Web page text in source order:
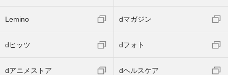
Lemino dマガジン
dヒッツ dフォト
dアニメストア dヘルスケア